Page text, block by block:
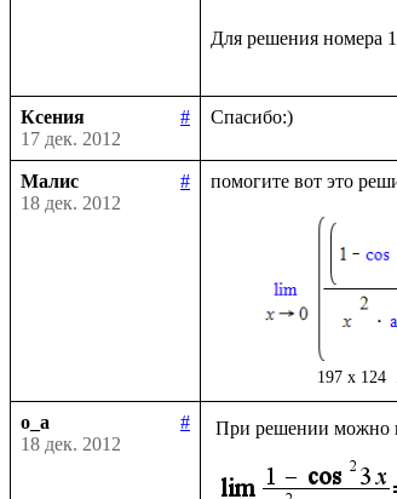
Для решения номера
Ксения
#
17 дек. 2012
Малис
#
18 дек. 2012
197 x 124
o_a
#
18 дек. 2012
При решении можно